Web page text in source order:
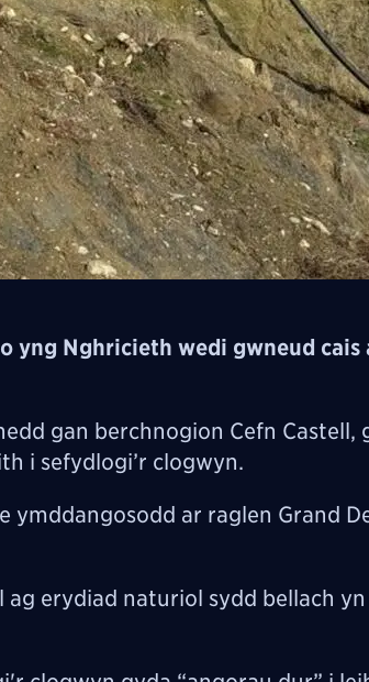
yng Nghricieth wedi gwneud cais
gan berchnogion Cefn Castell,
i sefydlogi’r clogwyn.
ar raglen Grand
erydiad naturiol sydd bellach